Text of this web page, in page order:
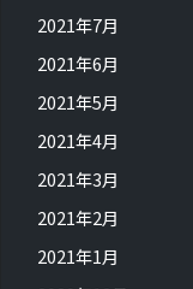
2021年7月
2021年6月
2021年5月
2021年4月
2021年3月
2021年2月
2021年1月